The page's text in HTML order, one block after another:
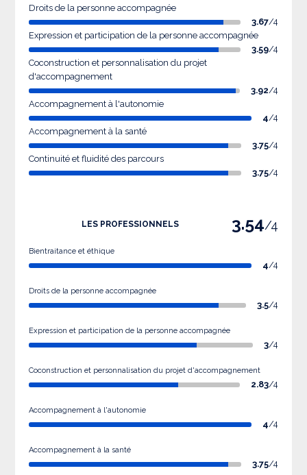
Droits de la personne accompagnée
3.67/4
Expression et participation de la personne accompagnée
3.59/4
Coconstruction et personnalisation du projet
d'accompagnement
3.92/4
Accompagnement à l'autonomie
4/4
Accompagnement à la santé
3.75/4
Continuité et fluidité des parcours
3.75/4
LES PROFESSIONNELS 3.54/4
Bientraitance et éthique
4/4
Droits de la personne accompagnée
3.5/4
Expression et participation de la personne accompagnée
3/4
Coconstruction et personnalisation du projet d'accompagnement
2.83/4
Accompagnement à l'autonomie
4/4
Accompagnement à la santé
3.75/4